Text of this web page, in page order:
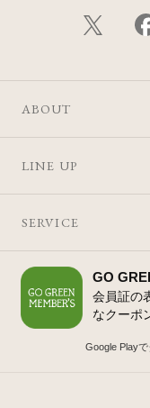
ABOUT
LINE UP
SERVICE
GO
会員証の
なクーポ
Google Play